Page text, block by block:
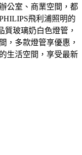
公室、商業空間，都
飛利浦照明的
質玻璃奶白色燈管，
，多款燈管享優惠，
生活空間，享受最新